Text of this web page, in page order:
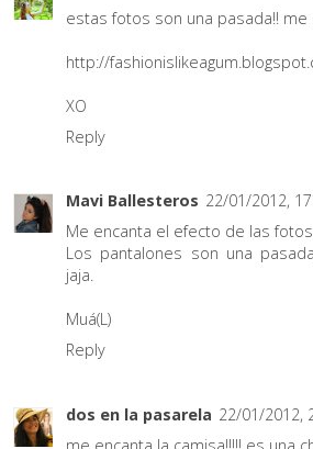
estas fotos son una pasada!! me
http://
XO
Reply
Mavi Ballesteros 22/01/2012,
Me encanta el efecto de las
Los pantalones son una
jaja.
Muá(L)
Reply
dos en la pasarela 22/01/2012,